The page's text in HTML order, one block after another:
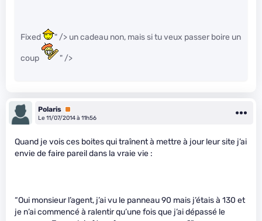
Fixed " /> un cadeau non, mais si tu veux passer boire un
coup " />
Polaris Premium
Le 11/07/2014 à 11h56
Quand je vois ces boites qui traînent à mettre à jour leur site j’ai
envie de faire pareil dans la vraie vie :
“Oui monsieur l’agent, j’ai vu le panneau 90 mais j’étais à 130 et
je n’ai commencé à ralentir qu’une fois que j’ai dépassé le